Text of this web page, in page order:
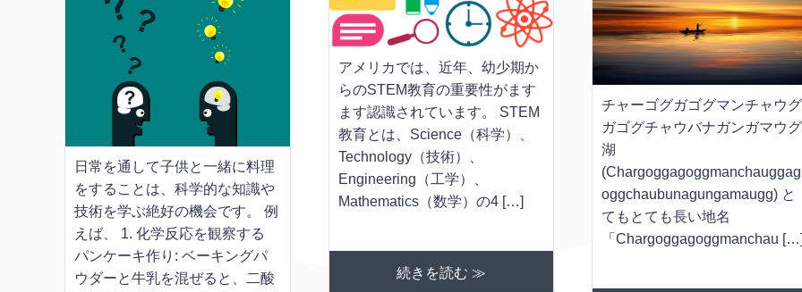
日常を通して子供と一緒に料理
をすることは、科学的な知識や
技術を学ぶ絶好の機会です。 例
えば、 1. 化学反応を観察する
パンケーキ作り: ベーキングパ
ウダーと牛乳を混ぜると、二酸
アメリカでは、近年、幼少期か
らのSTEM教育の重要性がます
ます認識されています。 STEM
教育とは、Science（科学）、
Technology（技術）、
Engineering（工学）、
Mathematics（数学）の4 […]
続きを読む ≫
チャーゴグガゴグマンチャウグ
ガゴグチャウバナガンガマウグ
湖
(Chargoggagoggmanchauggag
oggchaubunagungamaugg) と
てもとても長い地名
「Chargoggagoggmanchau […]